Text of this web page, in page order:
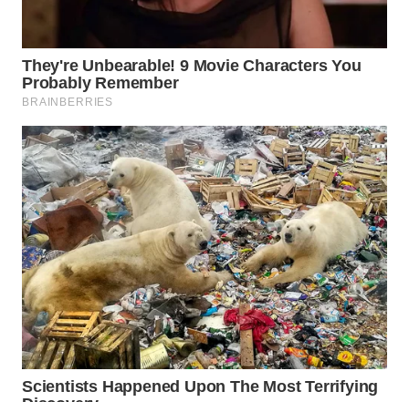
NIAS
WN
LANGKAT
WN
TAPANULI
SELATAN
WN
TANJUNG
LESUNG
WN
KARO
WN